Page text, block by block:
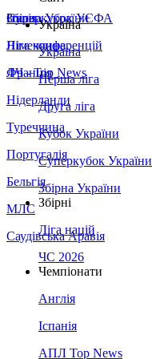
Збірна України
Італія
Німеччина
Франція
Нідерланди
Туреччина
Португалія
Бельгія
МЛС
Саудівська Аравія
Суперкубок УЄФА
Ліга конференцій
ЛЧ - Top News
Україна
Україна
Перша ліга
Друга ліга
Кубок України
Суперкубок України
Збірна України
Збірні
Ліга націй
ЧС 2026
Чемпіонати
Англія
Іспанія
АПЛ Top News